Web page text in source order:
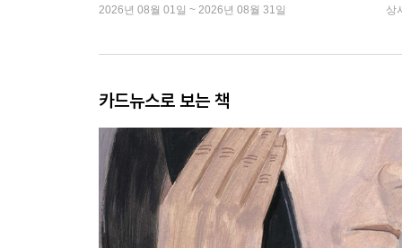
2026년 08월 01일 ~ 2026년 08월 31일 상
카드뉴스로 보는 책